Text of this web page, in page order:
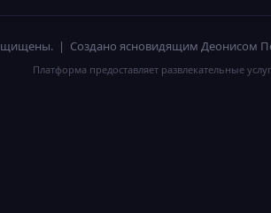
| Создано ясновидящим Деонисом
Платформа предоставляет развлекательные